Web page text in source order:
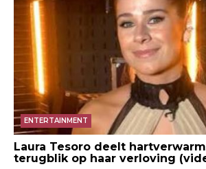
ENTERTAINMENT
Laura Tesoro deelt
terugblik op haar verloving